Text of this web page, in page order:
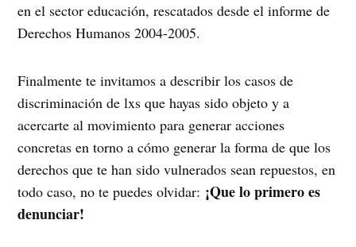
en el sector educación, rescatados desde el informe de
Derechos Humanos 2004-2005.
Finalmente te invitamos a describir los casos de
discriminación de lxs que hayas sido objeto y a
acercarte al movimiento para generar acciones
concretas en torno a cómo generar la forma de que los
derechos que te han sido vulnerados sean repuestos, en
todo caso, no te puedes olvidar: ¡Que lo primero es
denunciar!